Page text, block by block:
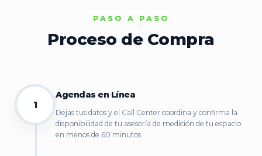
PASO A PASO
Proceso de Compra
1
Agendas en Línea
Dejas tus datos y el Call Center coordina y confirma la
disponibilidad de tu asesoría de medición de tu espacio
en menos de 60 minutos.